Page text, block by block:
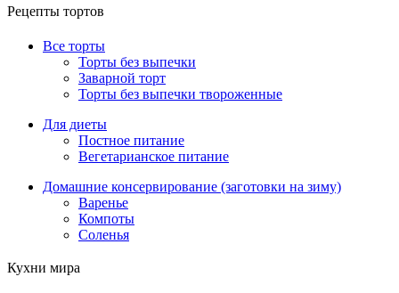
Рецепты тортов
Все торты
Торты без выпечки
Заварной торт
Торты без выпечки твороженные
Для диеты
Постное питание
Вегетарианское питание
Домашние консервирование (заготовки на зиму)
Варенье
Компоты
Соленья
Кухни мира